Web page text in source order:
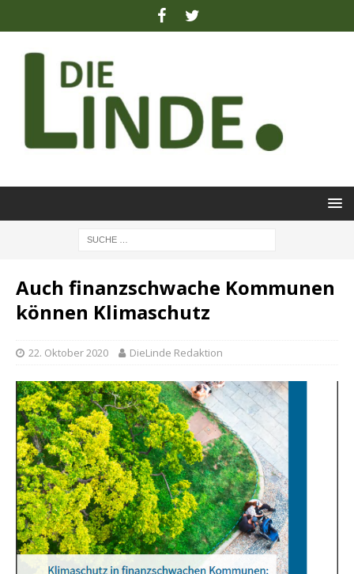
Auch finanzschwache Kommunen
können Klimaschutz
22. Oktober 2020 DieLinde Redaktion